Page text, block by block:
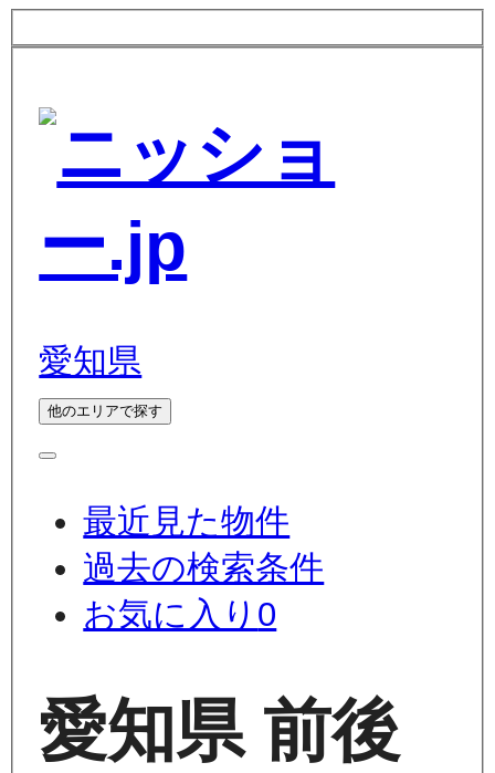
愛知県
他のエリアで探す
最近見た物件
過去の検索条件
お気に入り 0
愛知県 前後